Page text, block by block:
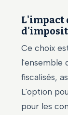
L'impact
Ce choix
l'ensemble
fiscalisés,
L'option
pour les